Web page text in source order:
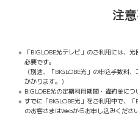
注
「BIGLOBE光テレビ」のご利用には、
必要です。
（別途、「BIGLOBE光」の申込手数料
かかります。）
BIGLOBE光の定期利用期間・違約金につ
すでに「BIGLOBE光」をご利用中で、
のお客さまはWebからお申し込みくださ